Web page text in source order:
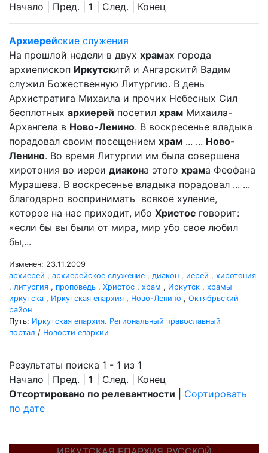
Начало | Пред. | 1 | След. | Конец
Архиерейские служения
На прошлой недели в двух храмах города
архиепископ Иркутскитй и Ангарскитй Вадим
служил Божественную Литургию. В день
Архистратига Михаила и прочих Небесных Сил
бесплотных архиерей посетил храм Михаила-
Архангела в Ново-Ленино. В воскресенье владыка
порадовал своим посещением храм ... ... Ново-
Ленино. Во время Литургии им была совершена
хиротония во иереи диакона этого храма Феофана
Мурашева. В воскресенье владыка порадовал ... ...
благодарно воспринимать всякое хуление,
которое на нас приходит, ибо Христос говорит:
«если бы вы были от мира, мир убо свое любил
бы,...
Изменен: 23.11.2009
архиерей , архиерейское служение , диакон , иерей , хиротония
, литургия , проповедь , Христос , храм , Иркутск , храмы
иркутска , Иркутская епархия , Ново-Ленино , Октябрьский
район
Путь: Иркутская епархия. Региональный православный
портал / Новости епархии
Результаты поиска 1 - 1 из 1
Начало | Пред. | 1 | След. | Конец
Отсортировано по релевантности
Сортировать
по дате